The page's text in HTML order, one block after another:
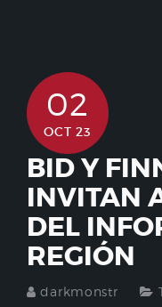
02
OCT 23
BID Y
INVITAN
DEL
REGIÓN
darkmonstr